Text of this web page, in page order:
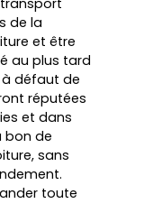
de la
et être
au plus tard
à défaut de
réputées
et dans
bon de
sans
toute